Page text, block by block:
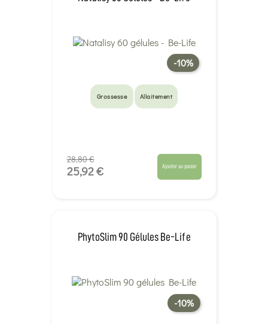
-10%
Grossesse Allaitement
28,80 €
25,92 € Ajouter au panier
PhytoSlim 90 Gélules Be-Life
-10%